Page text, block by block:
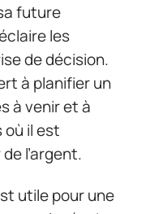
future
les
de décision.
à planifier un
à venir et à
où il est
l’argent.
utile pour une